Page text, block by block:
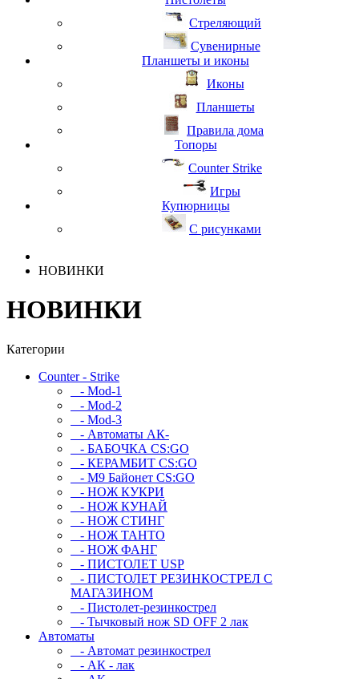
Стреляющий
Сувенирные
Планшеты и иконы
Иконы
Планшеты
Правила дома
Топоры
Counter Strike
Игры
Купюрницы
С рисунками
НОВИНКИ
НОВИНКИ
Категории
Counter - Strike
- Mod-1
- Mod-2
- Mod-3
- Автоматы АК-
- БАБОЧКА CS:GO
- КЕРАМБИТ CS:GO
- М9 Байонет CS:GO
- НОЖ КУКРИ
- НОЖ КУНАЙ
- НОЖ СТИНГ
- НОЖ ТАНТО
- НОЖ ФАНГ
- ПИСТОЛЕТ USP
- ПИСТОЛЕТ РЕЗИНКОСТРЕЛ С
МАГАЗИНОМ
- Пистолет-резинкострел
- Тычковый нож SD OFF 2 лак
Автоматы
- Автомат резинкострел
- АК - лак